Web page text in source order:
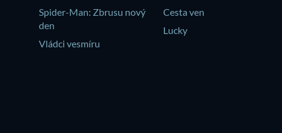
Spider-Man: Zbrusu nový
den
Vládci vesmíru
Cesta ven
Lucky